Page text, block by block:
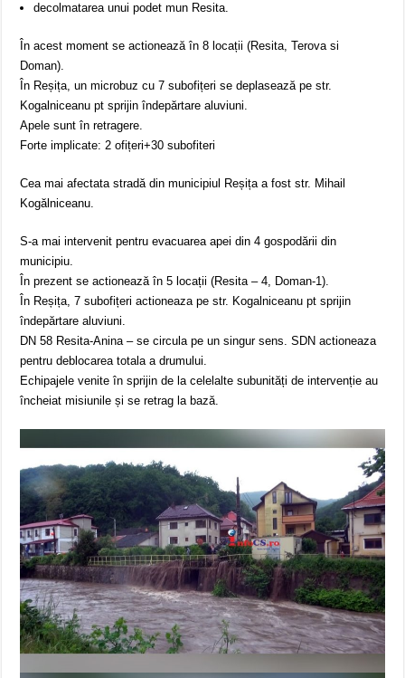
decolmatarea unui podet mun Resita.
În acest moment se actionează în 8 locații (Resita, Terova si
Doman).
În Reșița, un microbuz cu 7 subofițeri se deplasează pe str.
Kogalniceanu pt sprijin îndepărtare aluviuni.
Apele sunt în retragere.
Forte implicate: 2 ofițeri+30 subofiteri
Cea mai afectata stradă din municipiul Reșița a fost str. Mihail
Kogălniceanu.
S-a mai intervenit pentru evacuarea apei din 4 gospodării din
municipiu.
În prezent se actionează în 5 locații (Resita – 4, Doman-1).
În Reșița, 7 subofițeri actioneaza pe str. Kogalniceanu pt sprijin
îndepărtare aluviuni.
DN 58 Resita-Anina – se circula pe un singur sens. SDN actioneaza
pentru deblocarea totala a drumului.
Echipajele venite în sprijin de la celelalte subunități de intervenție au
încheiat misiunile și se retrag la bază.